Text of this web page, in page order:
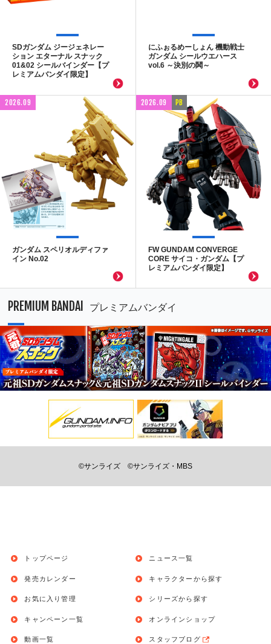
SDガンダム ジージェネレー
ション エターナル スナック
01&02 シールバインダー【プ
レミアムバンダイ限定】
にふぉるめーしょん 機動戦士
ガンダム シールウエハース
vol.6 ～決別の鬨～
2026.09
ガンダム スペリオルディファ
イン No.02
2026.09 PB
FW GUNDAM CONVERGE
CORE サイコ・ガンダム【プ
レミアムバンダイ限定】
PREMIUM BANDAI プレミアムバンダイ
©サンライズ ©サンライズ・MBS
トップページ
発売カレンダー
お気に入り管理
ニュース一覧
キャラクターから探す
シリーズから探す
キャンペーン一覧
動画一覧
オンラインショップ
スタッフブログ